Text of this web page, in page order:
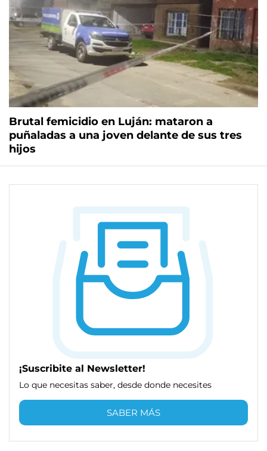
Brutal femicidio en Luján: mataron a
puñaladas a una joven delante de sus tres
hijos
¡Suscribite al Newsletter!
Lo que necesitas saber, desde donde necesites
SABER MÁS